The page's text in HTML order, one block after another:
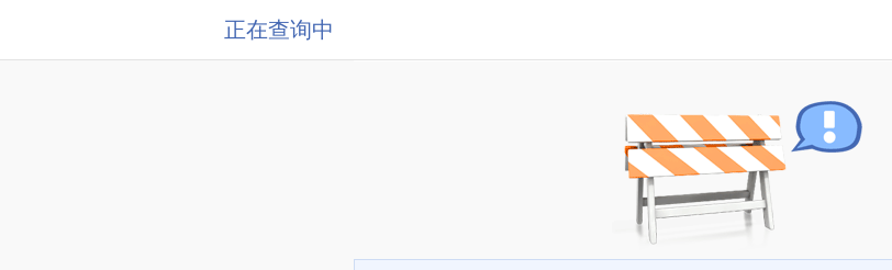
正在查询中